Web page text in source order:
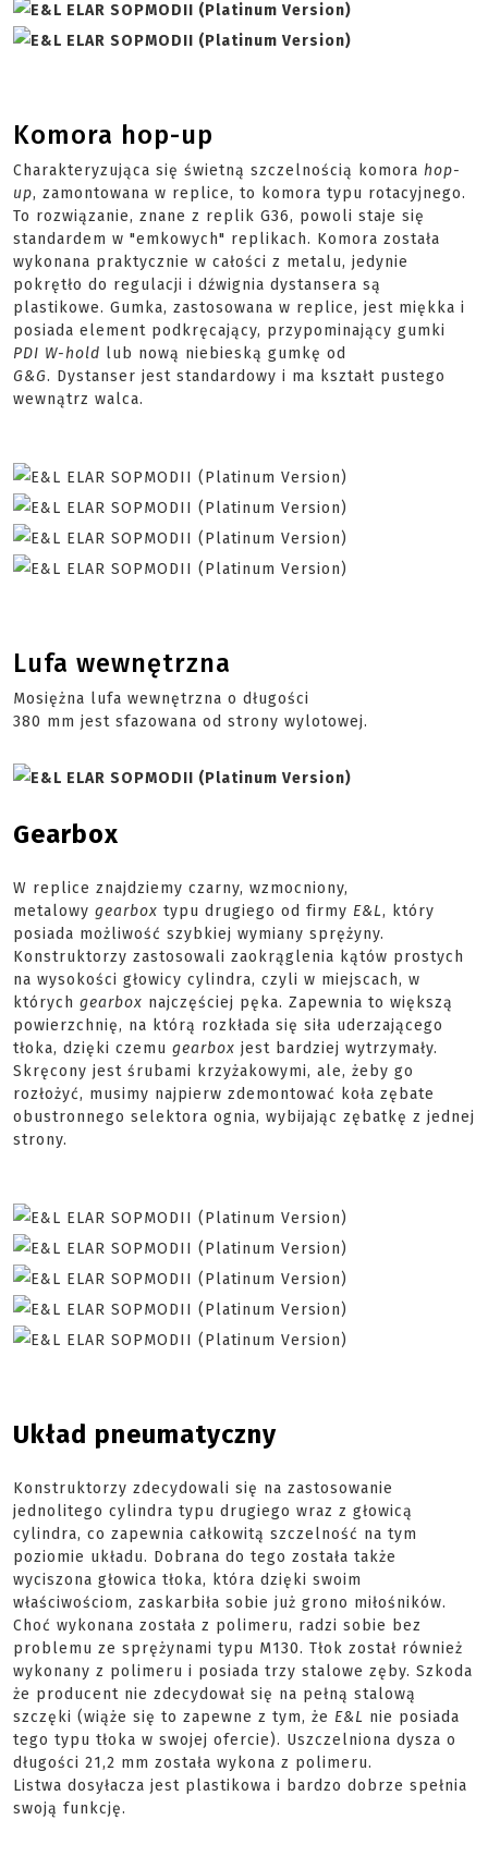
Komora hop-up
Charakteryzująca się świetną szczelnością komora hop-
up, zamontowana w replice, to komora typu rotacyjnego.
To rozwiązanie, znane z replik G36, powoli staje się
standardem w "emkowych" replikach. Komora została
wykonana praktycznie w całości z metalu, jedynie
pokrętło do regulacji i dźwignia dystansera są
plastikowe. Gumka, zastosowana w replice, jest miękka i
posiada element podkręcający, przypominający gumki
PDI W-hold lub nową niebieską gumkę od
G&G. Dystanser jest standardowy i ma kształt pustego
wewnątrz walca.
Lufa wewnętrzna
Mosiężna lufa wewnętrzna o długości
380 mm jest sfazowana od strony wylotowej.
Gearbox
W replice znajdziemy czarny, wzmocniony,
metalowy gearbox typu drugiego od firmy E&L, który
posiada możliwość szybkiej wymiany sprężyny.
Konstruktorzy zastosowali zaokrąglenia kątów prostych
na wysokości głowicy cylindra, czyli w miejscach, w
których gearbox najczęściej pęka. Zapewnia to większą
powierzchnię, na którą rozkłada się siła uderzającego
tłoka, dzięki czemu gearbox jest bardziej wytrzymały.
Skręcony jest śrubami krzyżakowymi, ale, żeby go
rozłożyć, musimy najpierw zdemontować koła zębate
obustronnego selektora ognia, wybijając zębatkę z jednej
strony.
Układ pneumatyczny
Konstruktorzy zdecydowali się na zastosowanie
jednolitego cylindra typu drugiego wraz z głowicą
cylindra, co zapewnia całkowitą szczelność na tym
poziomie układu. Dobrana do tego została także
wyciszona głowica tłoka, która dzięki swoim
właściwościom, zaskarbiła sobie już grono miłośników.
Choć wykonana została z polimeru, radzi sobie bez
problemu ze sprężynami typu M130. Tłok został również
wykonany z polimeru i posiada trzy stalowe zęby. Szkoda
że producent nie zdecydował się na pełną stalową
szczęki (wiąże się to zapewne z tym, że E&L nie posiada
tego typu tłoka w swojej ofercie). Uszczelniona dysza o
długości 21,2 mm została wykona z polimeru.
Listwa dosyłacza jest plastikowa i bardzo dobrze spełnia
swoją funkcję.